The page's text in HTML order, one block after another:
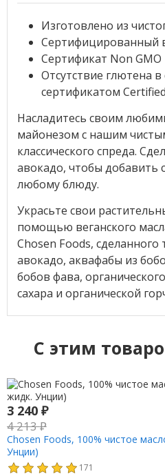
Изготовлено из
Сертифицированный
Сертификат Non GMO
Отсутствие глютена
сертификатом
Насладитесь своим
майонезом с нашим
классического спреда.
авокадо, чтобы добавить
любому блюду.
Украсьте свои
помощью веганского
Chosen Foods, сделанного
авокадо, аквафабы из
бобов фава,
сахара и органической
C этим
3 240 ₽
4 213₽
Chosen Foods, 100% чистое
Унции)
171